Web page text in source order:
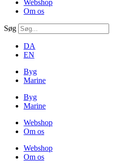
Webshop
Om os
Søg
DA
EN
Byg
Marine
Byg
Marine
Webshop
Om os
Webshop
Om os